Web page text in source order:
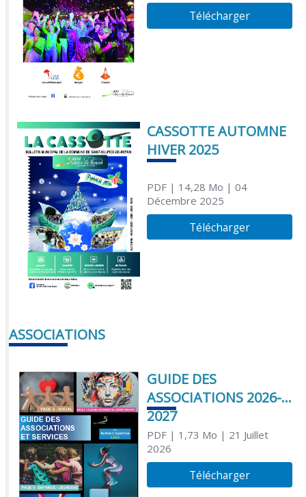
Télécharger
CASSOTTE AUTOMNE
HIVER 2025
PDF| 14,28 Mo | 04
Décembre 2025
Télécharger
ASSOCIATIONS
GUIDE DES
ASSOCIATIONS 2026-
2027
PDF| 1,73 Mo | 21 Juillet
2026
Télécharger